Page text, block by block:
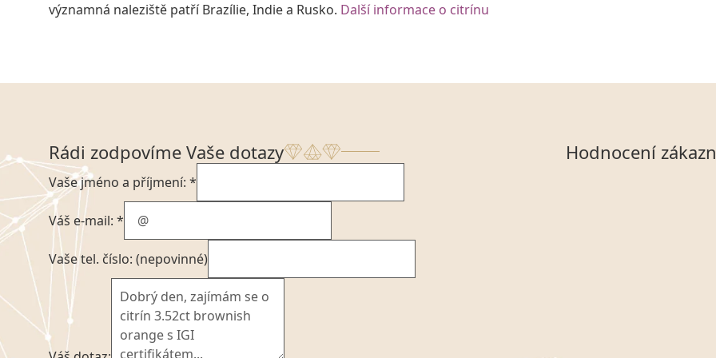
významná naleziště patří Brazílie, Indie a Rusko. Další informace o citrínu
Rádi zodpovíme Vaše dotazy
Vaše jméno a příjmení: *
Váš e-mail: *
Vaše tel. číslo: (nepovinné)
Hodnocení